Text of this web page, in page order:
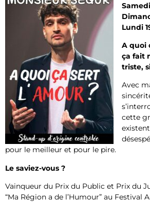
Lundi
A quoi
ça fait
triste,
Avec
cette
pour le meilleur et pour le pire.
Le saviez-vous ?
Vainqueur du Prix du Public et Prix du
“Ma Région a de l’Humour” au Festival